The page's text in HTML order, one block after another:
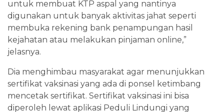
untuk membuat KTP aspal yang nantinya
digunakan untuk banyak aktivitas jahat seperti
membuka rekening bank penampungan hasil
kejahatan atau melakukan pinjaman online,”
jelasnya.
Dia menghimbau masyarakat agar menunjukkan
sertifikat vaksinasi yang ada di ponsel ketimbang
mencetak sertifikat. Sertifikat vaksinasi ini bisa
diperoleh lewat aplikasi Peduli Lindungi yang